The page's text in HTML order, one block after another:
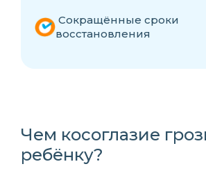
Cокращённые сроки
восстановления
Чем косоглазие
ребёнку?